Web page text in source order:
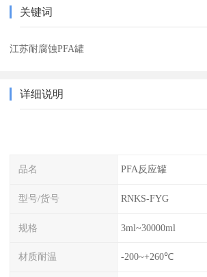
关键词
江苏耐腐蚀PFA罐
详细说明
品名 PFA反应罐
型号/货号 RNKS-FYG
规格 3ml~30000ml
材质耐温 -200~+260℃